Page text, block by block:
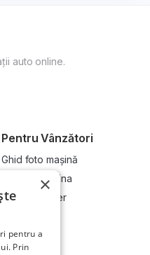
auto online.
Pentru Vânzători
Ghid foto mașină
Vinde-ți mașina
Devino dealer
Compania
×
pentru a
Prin